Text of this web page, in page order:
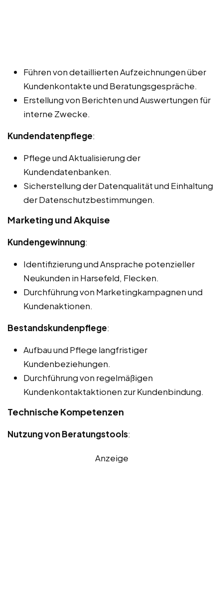
Führen von detaillierten Aufzeichnungen über
Kundenkontakte und Beratungsgespräche.
Erstellung von Berichten und Auswertungen für
interne Zwecke.
Kundendatenpflege:
Pflege und Aktualisierung der
Kundendatenbanken.
Sicherstellung der Datenqualität und Einhaltung
der Datenschutzbestimmungen.
Marketing und Akquise
Kundengewinnung:
Identifizierung und Ansprache potenzieller
Neukunden in Harsefeld, Flecken.
Durchführung von Marketingkampagnen und
Kundenaktionen.
Bestandskundenpflege:
Aufbau und Pflege langfristiger
Kundenbeziehungen.
Durchführung von regelmäßigen
Kundenkontaktaktionen zur Kundenbindung.
Technische Kompetenzen
Nutzung von Beratungstools:
Anzeige